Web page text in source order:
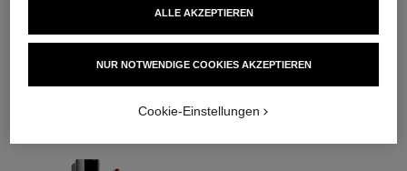
NUR NOTWENDIGE COOKIES AKZEPTIEREN
ALLE AKZEPTIEREN
Cookie-Einstellungen